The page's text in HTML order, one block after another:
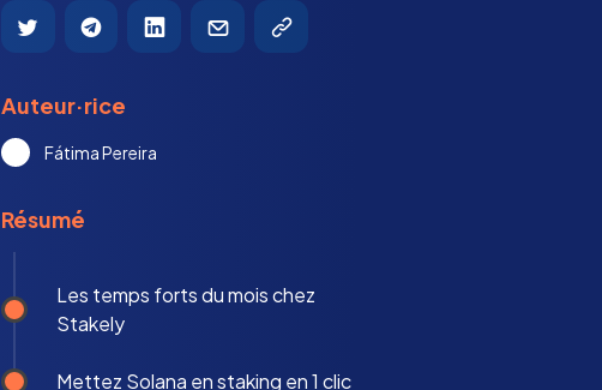
Auteur·rice
Fátima Pereira
Résumé
Les temps forts du mois chez
Stakely
Mettez Solana en staking en 1 clic